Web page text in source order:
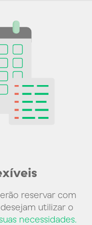
reservar com
utilizar o
necessidades.